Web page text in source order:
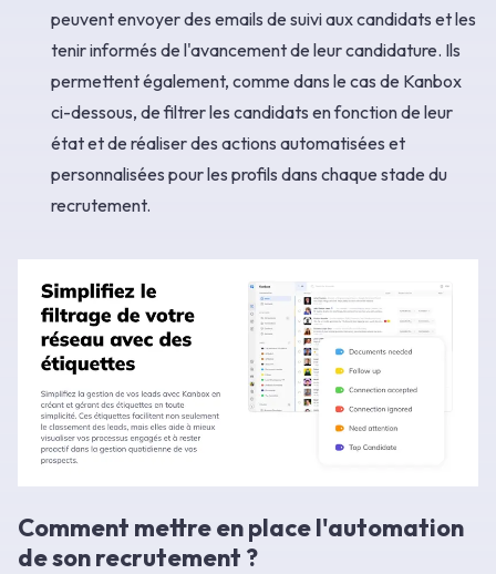
peuvent envoyer des emails de suivi aux candidats et les
tenir informés de l'avancement de leur candidature. Ils
permettent également, comme dans le cas de Kanbox
ci-dessous, de filtrer les candidats en fonction de leur
état et de réaliser des actions automatisées et
personnalisées pour les profils dans chaque stade du
recrutement.
Comment mettre en place l'automation
de son recrutement ?